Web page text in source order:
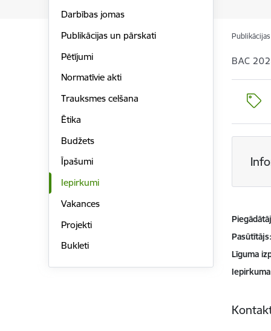
Darbības jomas
Publikācijas un pārskati
Pētījumi
Normatīvie akti
Trauksmes celšana
Ētika
Budžets
Īpašumi
Iepirkumi
Vakances
Projekti
Bukleti
BAC
Pasūtītājs
Līguma